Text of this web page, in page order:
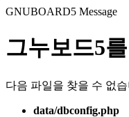
GNUBOARD5 Message
그누보드5
다음 파일을 찾을 수 없
data/dbconfig.php